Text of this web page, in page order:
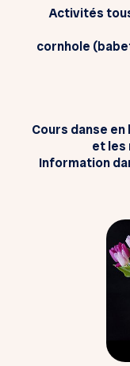
Activités
cornhole
Cours danse
et les
Information